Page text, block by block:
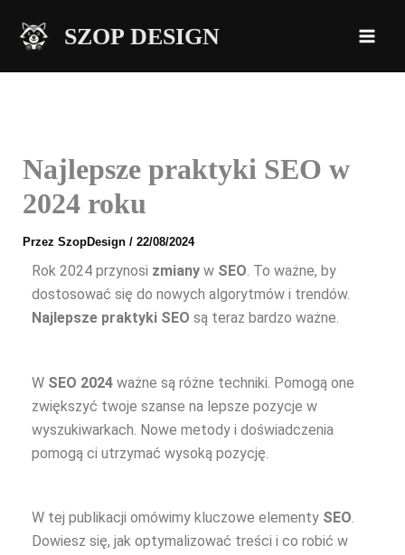
SZOP DESIGN
Najlepsze praktyki SEO w
2024 roku
Przez SzopDesign / 22/08/2024
Rok 2024 przynosi zmianyw SEO. To ważne, by
dostosować się do nowych algorytmów i trendów.
Najlepsze praktyki SEO są teraz bardzo ważne.
W SEO 2024ważne są różne techniki. Pomogą one
zwiększyć twoje szanse na lepsze pozycje w
wyszukiwarkach. Nowe metody i doświadczenia
pomogą ci utrzymać wysoką pozycję.
W tej publikacji omówimy kluczowe elementy SEO.
Dowiesz się, jak optymalizować treści i co robić w